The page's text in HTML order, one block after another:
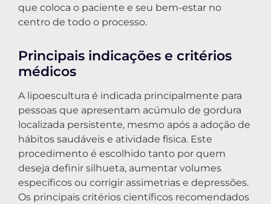
que coloca o paciente e seu bem-estar no
centro de todo o processo.
Principais indicações e critérios
médicos
A lipoescultura é indicada principalmente para
pessoas que apresentam acúmulo de gordura
localizada persistente, mesmo após a adoção de
hábitos saudáveis e atividade física. Este
procedimento é escolhido tanto por quem
deseja definir silhueta, aumentar volumes
específicos ou corrigir assimetrias e depressões.
Os principais critérios científicos recomendados